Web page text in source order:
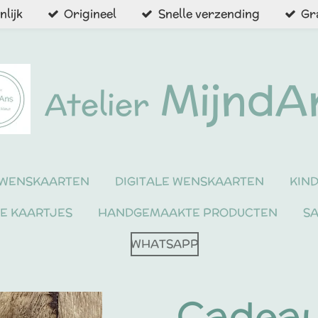
Origineel Snelle verzending
Atelier
DIGITALE WENSKAARTEN
KAARTJES HANDGEMAAKTE PRODUCTEN
WHATSAPP